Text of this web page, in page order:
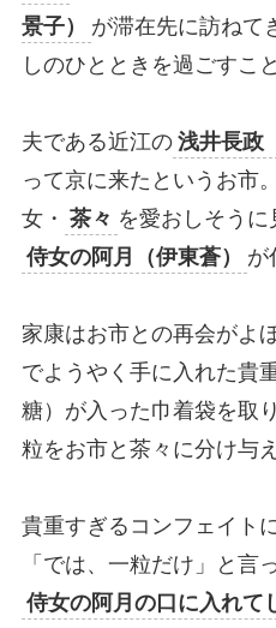
景子）
が滞在先に訪ねて
しのひとときを過ごすこ
夫である近江の 浅井長政
って京に来たというお市
女・ 茶々 を愛おしそうに
侍女の阿月（伊東蒼）
が
家康はお市との再会がよ
でようやく手に入れた貴
糖）が入った巾着袋を取
粒をお市と茶々に分け与
貴重すぎるコンフェイト
「では、一粒だけ」と言
侍女の阿月の口に入れて